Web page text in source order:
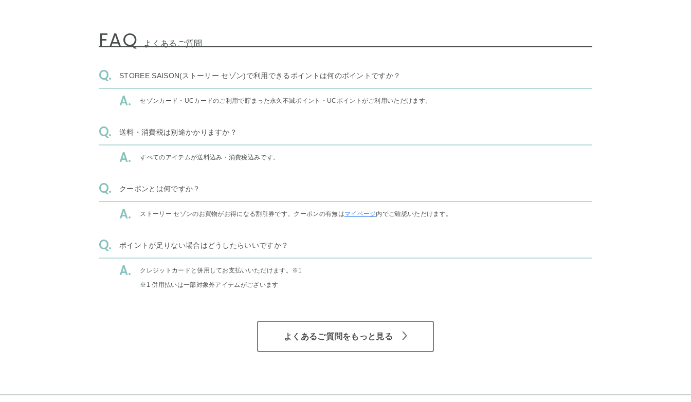
FAQ よくあるご質問
STOREE SAISON(ストーリー セゾン)で利用できるポイントは何のポイントですか？
セゾンカード・UCカードのご利用で貯まった永久不滅ポイント・UCポイントがご利用いただけます。
送料・消費税は別途かかりますか？
すべてのアイテムが送料込み・消費税込みです。
クーポンとは何ですか？
ストーリー セゾンのお買物がお得になる割引券です。クーポンの有無はマイページ内でご確認いただけます。
ポイントが足りない場合はどうしたらいいですか？
クレジットカードと併用してお支払いいただけます。 ※1
※1 併用払いは一部対象外アイテムがございます
よくあるご質問をもっと見る